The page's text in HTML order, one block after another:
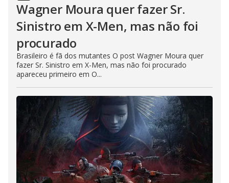
Wagner Moura quer fazer Sr.
Sinistro em X-Men, mas não foi
procurado
Brasileiro é fã dos mutantes O post Wagner Moura quer
fazer Sr. Sinistro em X-Men, mas não foi procurado
apareceu primeiro em O...